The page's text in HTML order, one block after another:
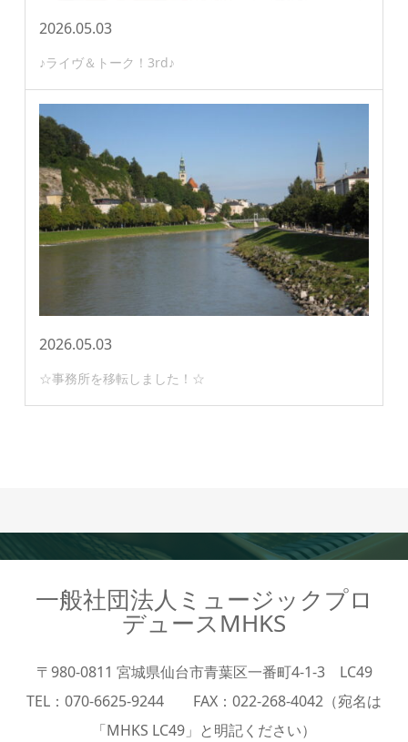
2026.05.03
♪ライヴ＆トーク！3rd♪
2026.05.03
☆事務所を移転しました！☆
一般社団法人ミュージックプロ
デュースMHKS
〒980-0811 宮城県仙台市青葉区一番町4-1-3 LC49
TEL：070-6625-9244 FAX：022-268-4042（宛名は
「MHKS LC49」と明記ください）